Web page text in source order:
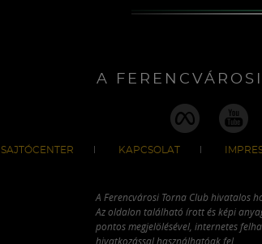
A
SAJTÓCENTER KAPCSOLAT
A Ferencvárosi Torna Club hivatalos
Az oldalon található írott és képi
pontos megjelölésével, internetes
hivatkozással használhatóak fel.